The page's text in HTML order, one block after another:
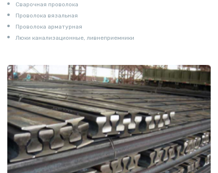
Сварочная проволока
Проволока вязальная
Проволока арматурная
Люки канализационные, ливнеприемники